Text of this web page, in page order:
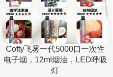
Cofty飞雾一代5000口一次性
电子烟，12ml烟油，LED呼吸
灯